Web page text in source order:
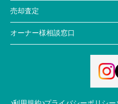
売却査定
オーナー様相談窓口